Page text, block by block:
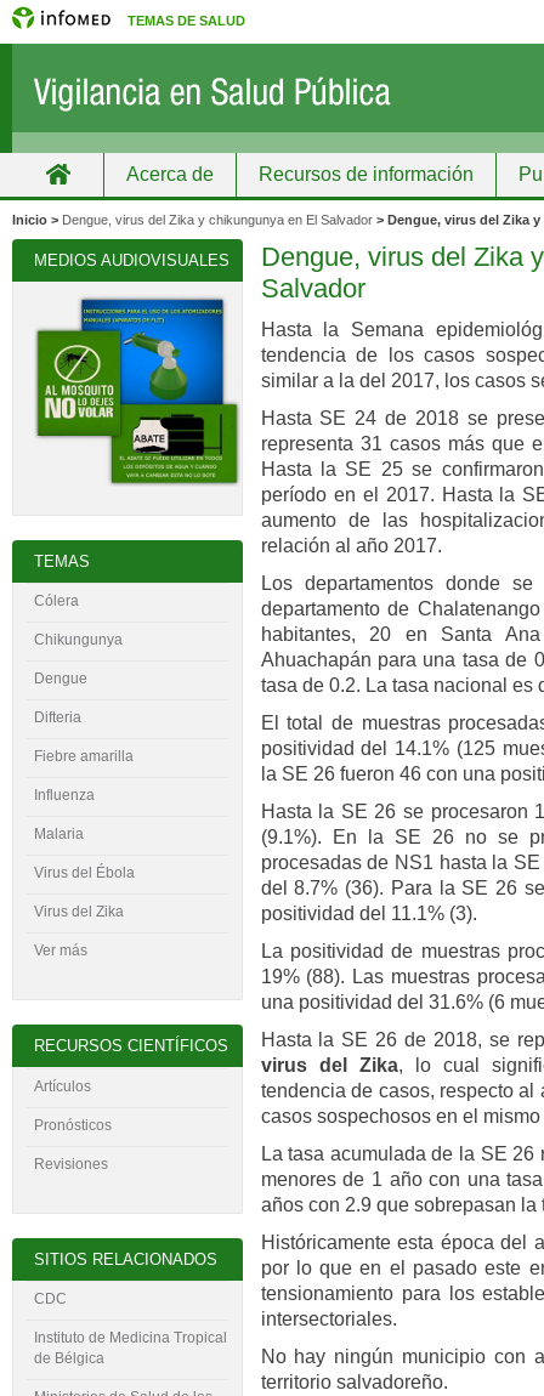
TEMAS DE SALUD
Acerca de Recursos de información
Grupos Recursos de información
Inicio > Dengue, virus del Zika y chikungunya en El Salvador > Dengue, virus del Zika
Dengue, virus del Zika
Salvador
Hasta la Semana
tendencia de los casos
similar a la del 2017, los casos
Hasta SE 24 de 2018 se
representa 31 casos más que
Hasta la SE 25 se
período en el 2017. Hasta la
aumento de las
relación al año 2017.
Los departamentos donde
departamento de
habitantes, 20 en Santa
Ahuachapán para una tasa de
tasa de 0.2. La tasa nacional es
El total de muestras
positividad del 14.1% (125
la SE 26 fueron 46 con una
Hasta la SE 26 se procesaron
(9.1%). En la SE 26 no se
procesadas de NS1 hasta la
del 8.7% (36). Para la SE 26
positividad del 11.1% (3).
La positividad de muestras
19% (88). Las muestras
una positividad del 31.6% (6
Hasta la SE 26 de 2018, se
virus del Zika, lo cual
tendencia de casos, respecto
casos sospechosos en el
La tasa acumulada de la SE
menores de 1 año con una
años con 2.9 que sobrepasan la
Históricamente esta época del
por lo que en el pasado este
tensionamiento para los
intersectoriales.
No hay ningún municipio con
territorio salvadoreño.
MEDIOS AUDIOVISUALES
TEMAS
Cólera
Chikungunya
Dengue
Difteria
Fiebre amarilla
Influenza
Malaria
Virus del Ébola
Virus del Zika
Ver más
RECURSOS CIENTÍFICOS
Artículos
Pronósticos
Revisiones
SITIOS RELACIONADOS
CDC
Instituto de Medicina Tropical
de Bélgica